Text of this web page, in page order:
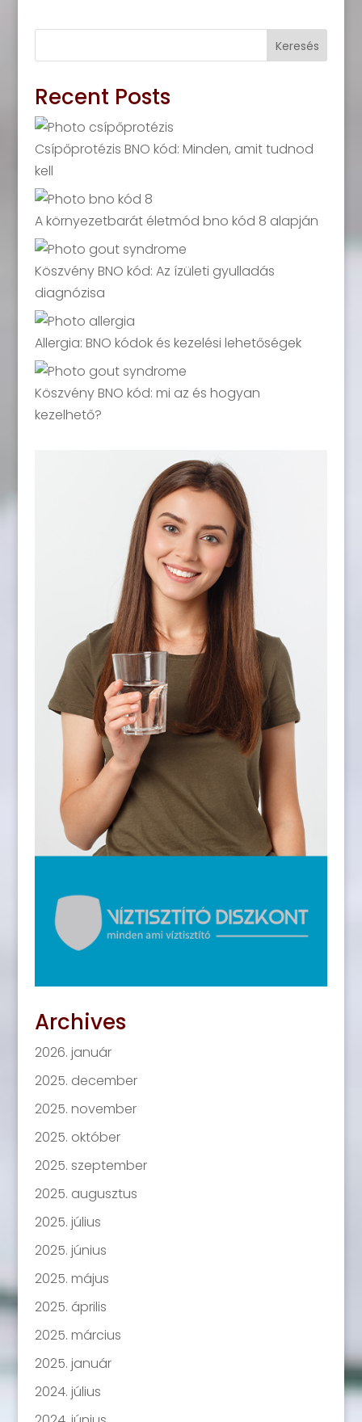
Keresés
Recent Posts
Csípőprotézis BNO kód: Minden, amit tudnod
kell
A környezetbarát életmód bno kód 8 alapján
Köszvény BNO kód: Az ízületi gyulladás
diagnózisa
Allergia: BNO kódok és kezelési lehetőségek
Köszvény BNO kód: mi az és hogyan
kezelhető?
Archives
2026. január
2025. december
2025. november
2025. október
2025. szeptember
2025. augusztus
2025. július
2025. június
2025. május
2025. április
2025. március
2025. január
2024. július